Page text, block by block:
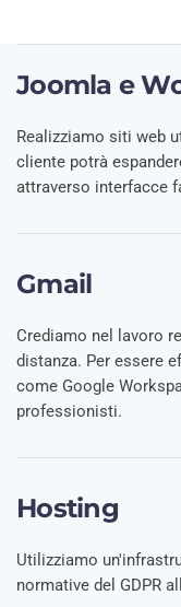
Joomla e
Realizziamo siti web
cliente potrà
attraverso interfacce
Gmail
Crediamo nel lavoro
distanza. Per essere
come Google
professionisti.
Hosting
Utilizziamo
normative del GDPR